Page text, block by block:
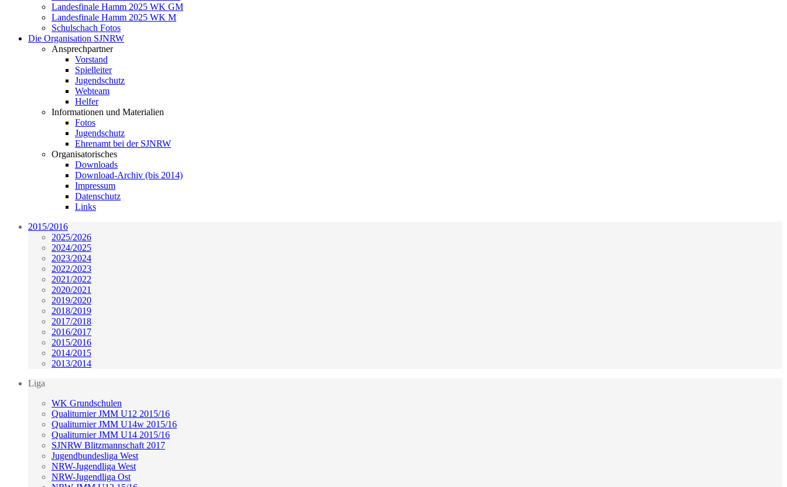
Landesfinale Hamm 2025 WK GM
Landesfinale Hamm 2025 WK M
Schulschach Fotos
Die Organisation SJNRW
Ansprechpartner
Vorstand
Spielleiter
Jugendschutz
Webteam
Helfer
Informationen und Materialien
Fotos
Jugendschutz
Ehrenamt bei der SJNRW
Organisatorisches
Downloads
Download-Archiv (bis 2014)
Impressum
Datenschutz
Links
2015/2016
2025/2026
2024/2025
2023/2024
2022/2023
2021/2022
2020/2021
2019/2020
2018/2019
2017/2018
2016/2017
2015/2016
2014/2015
2013/2014
Liga
WK Grundschulen
Qualiturnier JMM U12 2015/16
Qualiturnier JMM U14w 2015/16
Qualiturnier JMM U14 2015/16
SJNRW Blitzmannschaft 2017
Jugendbundesliga West
NRW-Jugendliga West
NRW-Jugendliga Ost